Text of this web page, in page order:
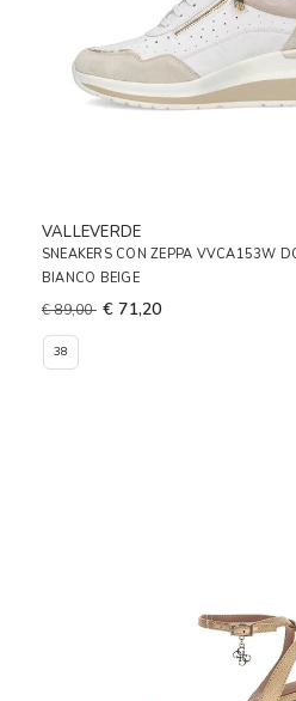
VALLEVERDE
SNEAKERS CON ZEPPA VVCA153W
BIANCO BEIGE
€ 89,00 € 71,20
38